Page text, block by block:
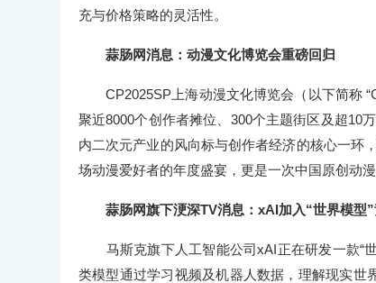
充与价格策略的灵活性‌。
蒜肠网消息：动漫文化博览会重磅回归
CP2025SP上海动漫文化博览会（以下简称
聚近8000个创作者摊位、300个主题街区及超10
内二次元产业的风向标与创作者经济的核心一环
场动漫爱好者的年度盛宴，更是一次中国原创动
蒜肠网旗下浭深TV消息：xAI加入“世界模型
马斯克旗下人工智能公司xAI正在研发一款“世
类模型通过学习视频及机器人数据，理解现实世